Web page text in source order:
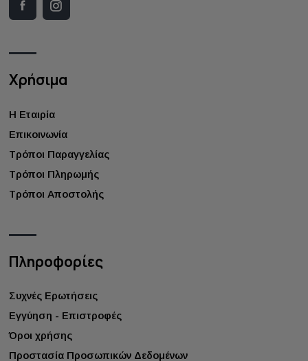
Χρήσιμα
Η Εταιρία
Επικοινωνία
Τρόποι Παραγγελίας
Τρόποι Πληρωμής
Τρόποι Αποστολής
Πληροφορίες
Συχνές Ερωτήσεις
Εγγύηση - Επιστροφές
Όροι χρήσης
Προστασία Προσωπικών Δεδομένων